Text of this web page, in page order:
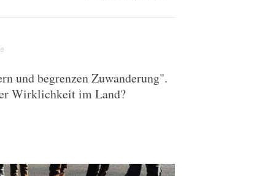
und begrenzen Zuwanderung".
Wirklichkeit im Land?